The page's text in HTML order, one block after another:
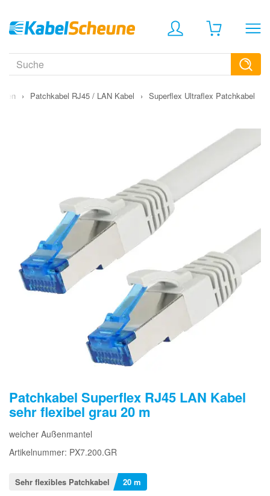
› Patchkabel RJ45 / LAN Kabel › Superflex Ultraflex Patchkabel
Patchkabel Superflex RJ45 LAN Kabel
sehr flexibel grau 20 m
weicher Außenmantel
Artikelnummer: PX7.200.GR
Sehr flexibles Patchkabel 20 m